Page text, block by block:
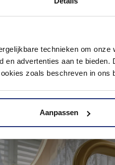
technieken om
en advertenties aan te
zoals beschreven in ons
Aanpassen